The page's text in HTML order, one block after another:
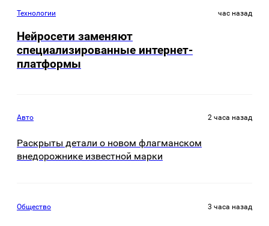
Технологии час назад
Нейросети заменяют
специализированные интернет-
платформы
Авто 2 часа назад
Раскрыты детали о новом флагманском
внедорожнике известной марки
Общество 3 часа назад